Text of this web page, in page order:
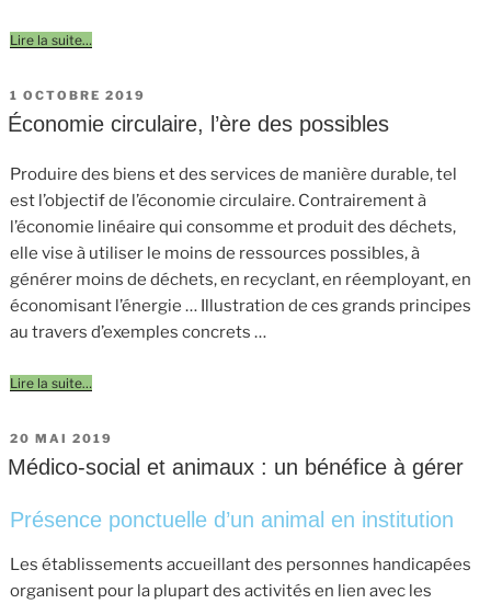
Lire la suite…
PUBLIÉ
LE
1 OCTOBRE 2019
Économie circulaire, l’ère des possibles
Produire des biens et des services de manière durable, tel
est l’objectif de l’économie circulaire. Contrairement à
l’économie linéaire qui consomme et produit des déchets,
elle vise à utiliser le moins de ressources possibles, à
générer moins de déchets, en recyclant, en réemployant, en
économisant l’énergie … Illustration de ces grands principes
au travers d’exemples concrets …
Lire la suite…
PUBLIÉ
LE
20 MAI 2019
Médico-social et animaux : un bénéfice à gérer
Présence ponctuelle d’un animal en institution
Les établissements accueillant des personnes handicapées
organisent pour la plupart des activités en lien avec les